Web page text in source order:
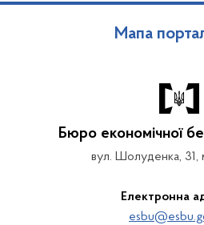
Мапа
Бюро економічної
вул. Шолуденка, 31,
Електронна